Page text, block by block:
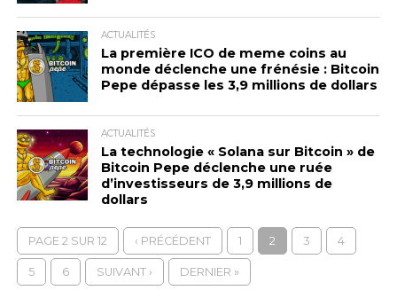
ACTUALITÉS
La première ICO de meme coins au
monde déclenche une frénésie : Bitcoin
Pepe dépasse les 3,9 millions de dollars
ACTUALITÉS
La technologie « Solana sur Bitcoin » de
Bitcoin Pepe déclenche une ruée
d’investisseurs de 3,9 millions de
dollars
PAGE 2 SUR 12 ‹ PRÉCÉDENT 1 2 3 4
5 6 SUIVANT › DERNIER »